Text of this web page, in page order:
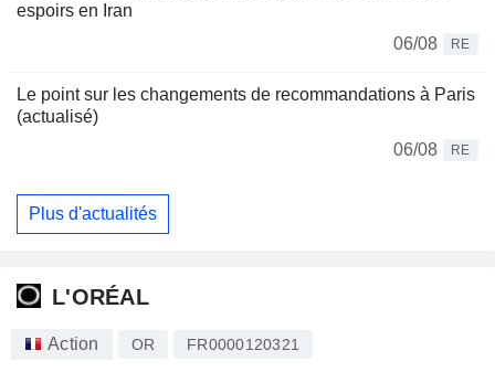
espoirs en Iran
06/08
RE
Le point sur les changements de recommandations à Paris
(actualisé)
06/08
RE
Plus d'actualités
L'ORÉAL
Action OR FR0000120321